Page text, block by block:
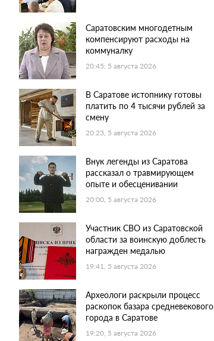
Саратовским многодетным
компенсируют расходы на
коммуналку
20:45, 5 августа 2026
В Саратове истопнику готовы
платить по 4 тысячи рублей за
смену
20:23, 5 августа 2026
Внук легенды из Саратова
рассказал о травмирующем
опыте и обесценивании
20:00, 5 августа 2026
Участник СВО из Саратовской
области за воинскую доблесть
награжден медалью
19:41, 5 августа 2026
Археологи раскрыли процесс
раскопок базара средневекового
города в Саратове
19:20, 5 августа 2026